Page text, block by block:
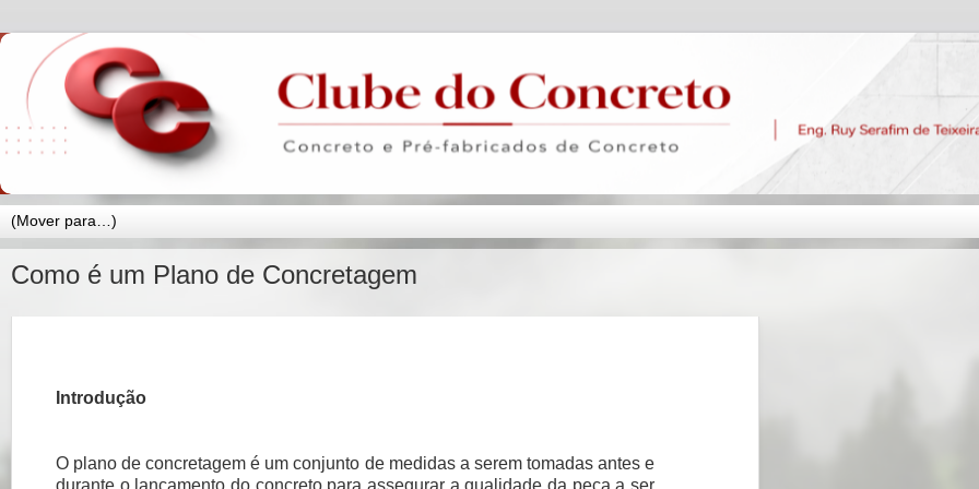
Como é um Plano de Concretagem
Introdução
O plano de concretagem é um conjunto de medidas a serem tomadas antes e
durante o lançamento do concreto para assegurar a qualidade da peça a ser